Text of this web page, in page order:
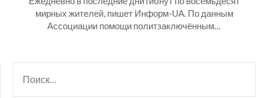
мирных жителей, пишет Информ-UA. По данным
Ассоциации помощи политзаключённым…